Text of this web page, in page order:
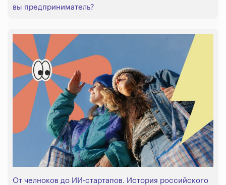
вы предприниматель?
От челноков до ИИ-стартапов. История российского